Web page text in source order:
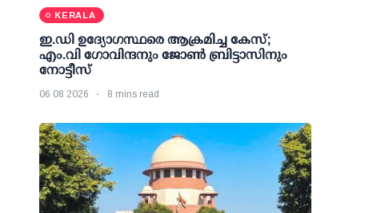
KERALA
ഇ.ഡി ഉദ്യോഗസ്ഥരെ ആക്രമിച്ച കേസ്;
എം.വി ഗോവിന്ദനും ജോണ്‍ ബ്രിട്ടാസിനും
നോട്ടീസ്
06 08 2026 8 mins read